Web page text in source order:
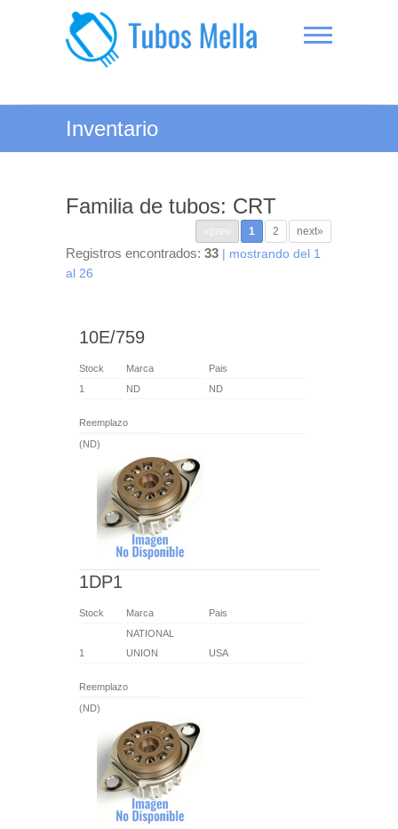
Tubos Mella
Inventario
Familia de tubos: CRT
«prev 1 2 next»
Registros encontrados: 33 | mostrando del 1
al 26
10E/759
Stock Marca
Pais
1
ND ND
Reemplazo
(ND)
1DP1
Stock Marca Pais
1
NATIONAL
UNION
USA
Reemplazo
(ND)